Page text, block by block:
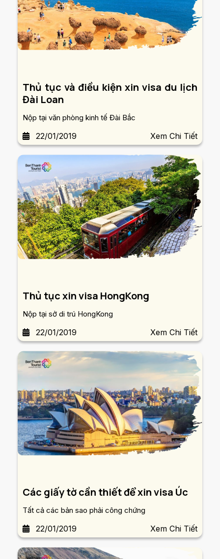
Thủ tục và điều kiện xin visa du lịch
Đài Loan
Nộp tại văn phòng kinh tế Đài Bắc
22/01/2019 Xem Chi Tiết
Thủ tục xin visa HongKong
Nộp tại sở di trú HongKong
22/01/2019 Xem Chi Tiết
Các giấy tờ cần thiết để xin visa Úc
Tất cả các bản sao phải công chứng
22/01/2019 Xem Chi Tiết